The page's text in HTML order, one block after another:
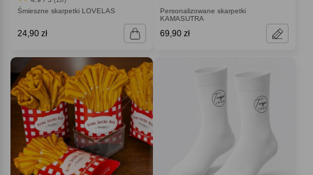
Śmieszne skarpetki LOVELAS
24,90 zł
Personalizowane skarpetki
KAMASUTRA
69,90 zł